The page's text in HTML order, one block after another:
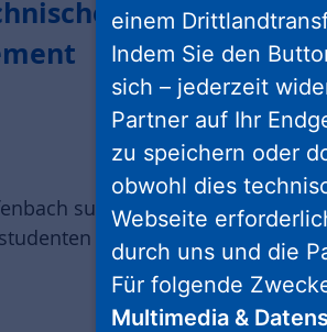
suchen
mit
Für
einem
Indem Sie den
sich – jederzeit
Partner auf Ihr
zu speichern oder
obwohl dies
Webseite
durch uns und die
Für folgende
Multimedia &